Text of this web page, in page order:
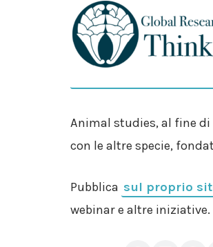
Animal studies, al fine
con le altre specie,
Pubblica sul proprio
webinar e altre iniziative.